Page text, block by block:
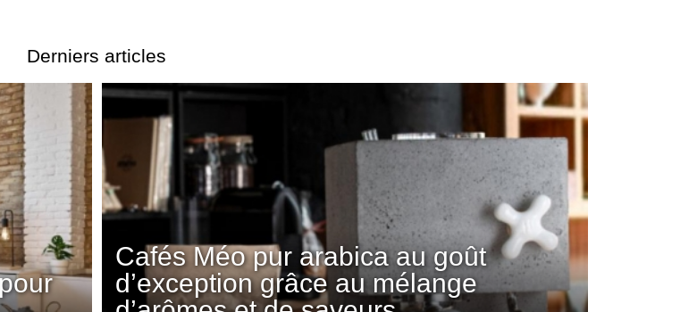
Derniers articles
Cafés Méo pur arabica au goût
d’exception grâce au mélange